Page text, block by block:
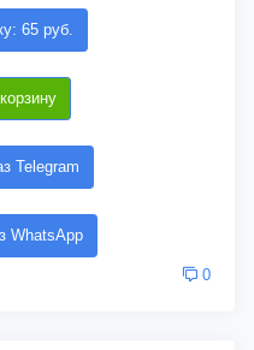
65 руб.
Telegram
WhatsApp
0